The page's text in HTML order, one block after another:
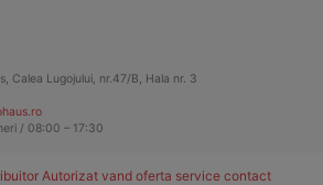
Calea Lugojului, nr.47/B, Hala nr. 3
/ 08:00 – 17:30